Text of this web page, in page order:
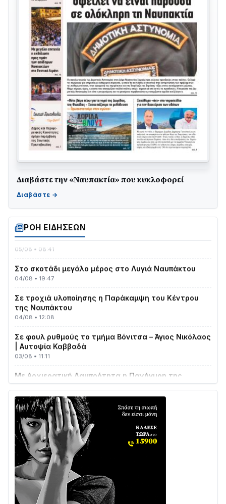
Διαβάστε την «Ναυπακτία» που κυκλοφορεί
ΡΟΗ ΕΙΔΗΣΕΩΝ
Παράδοση, Χορός & Γλέντι!
08/08 • 12:01
ΤΟ ΠΑΡΤΥ ΣΥΝΕΧΙΖΕΤΑΙ…
05/08 • 08:41
04/08 • 19:47
της Ναυπάκτου
04/08 • 12:08
| Αυτοψία Καββαδά
03/08 • 11:11
Μεταμορφώσεως του Σωτήρος στο Γολέμι
03/08 • 07:45
Ενισχύεται η Πολιτική Προστασία στο Δήμο Αγρινίου
με δύο νέα υδροφόρα οχήματα
02/08 • 18:26
Διαβάστε την «Ναυπακτία» που κυκλοφορεί
31/07 • 08:16
Δωρίδα για Όλους: «Καμία εκχώρηση των νερών
στην ΕΥΔΑΠ»
28/07 • 21:46